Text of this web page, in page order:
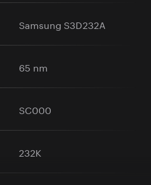
Non
Samsung S3D232A
65 nm
SC000
232K